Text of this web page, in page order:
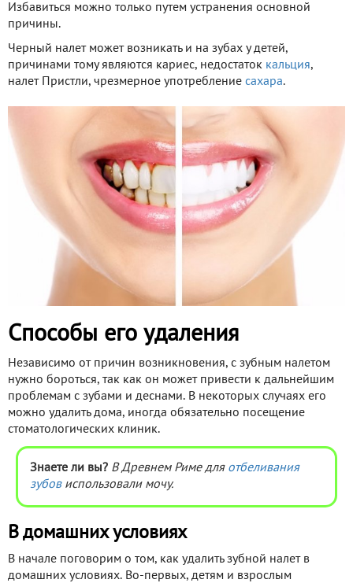
Избавиться можно только путем устранения основной
причины.
Черный налет может возникать и на зубах у детей,
причинами тому являются кариес, недостаток кальция,
налет Пристли, чрезмерное употребление сахара.
Способы его удаления
Независимо от причин возникновения, с зубным налетом
нужно бороться, так как он может привести к дальнейшим
проблемам с зубами и деснами. В некоторых случаях его
можно удалить дома, иногда обязательно посещение
стоматологических клиник.
Знаете ли вы? В Древнем Риме для отбеливания
зубовиспользовали мочу.
В домашних условиях
В начале поговорим о том, как удалить зубной налет в
домашних условиях. Во-первых, детям и взрослым